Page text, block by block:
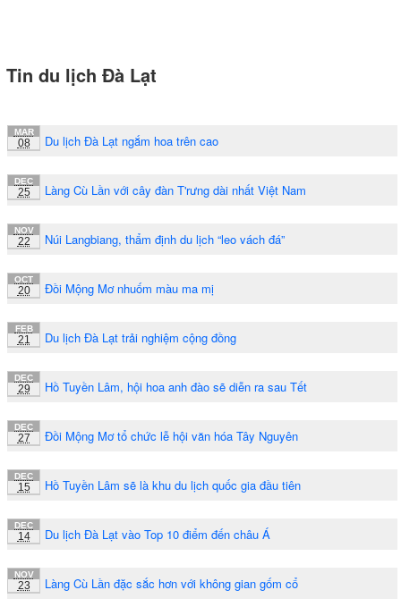
Tin du lịch Đà Lạt
MAR
08 Du lịch Đà Lạt ngắm hoa trên cao
DEC
25 Làng Cù Lần với cây đàn T'rưng dài nhất Việt Nam
NOV
22 Núi Langbiang, thẩm định du lịch “leo vách đá”
OCT
20 Đồi Mộng Mơ nhuốm màu ma mị
FEB
21 Du lịch Đà Lạt trải nghiệm cộng đồng
DEC
29 Hồ Tuyền Lâm, hội hoa anh đào sẽ diễn ra sau Tết
DEC
27 Đồi Mộng Mơ tổ chức lễ hội văn hóa Tây Nguyên
DEC
15 Hồ Tuyền Lâm sẽ là khu du lịch quốc gia đầu tiên
DEC
14 Du lịch Đà Lạt vào Top 10 điểm đến châu Á
NOV
23 Làng Cù Lần đặc sắc hơn với không gian gốm cổ